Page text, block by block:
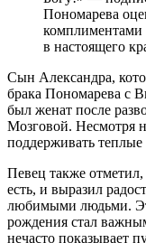
Пономарева
комплиментами
в настоящего
Сын Александра,
брака Пономарева с
был женат после
Мозговой. Несмотря
поддерживать
Певец также отметил,
есть, и выразил
любимыми людьми.
рождения стал
нечасто показывает